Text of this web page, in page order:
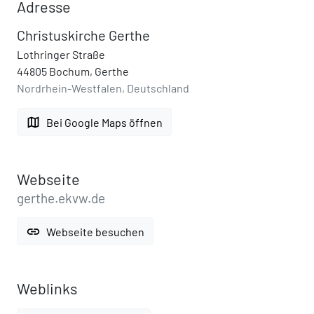
Adresse
Christuskirche Gerthe
Lothringer Straße
44805 Bochum, Gerthe
Nordrhein-Westfalen, Deutschland
map Bei Google Maps öffnen
Webseite
gerthe.ekvw.de
link Webseite besuchen
Weblinks